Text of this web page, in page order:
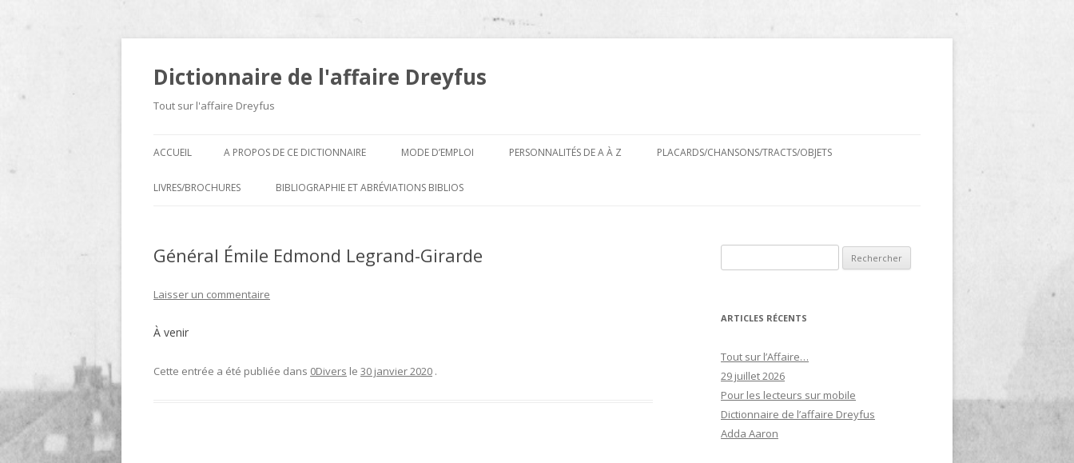
Dictionnaire de l'affaire Dreyfus
Tout sur l'affaire Dreyfus
au
ACCUEIL A PROPOS DE CE DICTIONNAIRE MODE D’EMPLOI PERSONNALITÉS DE A À Z PLACARDS/CHANSONS/TRACTS/OBJETS
LIVRES/BROCHURES
D
BIBLIOGRAPHIE ET ABRÉVIATIONS BIBLIOS
Général Émile Edmond Legrand-Girarde
Laisser un commentaire
À venir
Cette entrée a été publiée dans 0Divers le 30 janvier 2020 .
ARTICLES RÉCENTS
Tout sur l’Affaire…
29 juillet 2026
Pour les lecteurs sur mobile
Dictionnaire de l’affaire Dreyfus
Adda Aaron